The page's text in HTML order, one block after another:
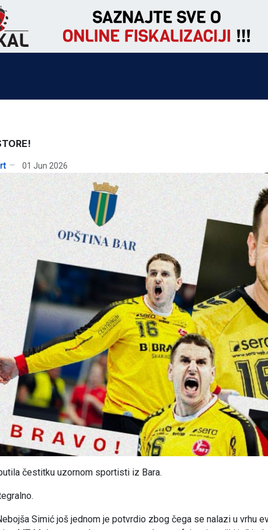
01 Jun 2026
čestitku uzornom sportisti iz Bara.
Simić još jednom je potvrdio zbog čega se nalazi u vrhu